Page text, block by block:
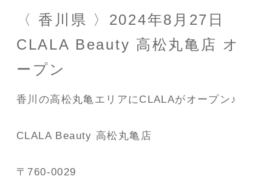
〈 香川県 〉2024年8月27日
CLALA Beauty 高松丸亀店 オ
ープン
香川の高松丸亀エリアにCLALAがオープン♪
CLALA Beauty 高松丸亀店
〒760-0029